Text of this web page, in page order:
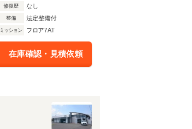
修復歴 なし
整備 法定整備付
ミッション フロア7AT
在庫確認・見積依頼